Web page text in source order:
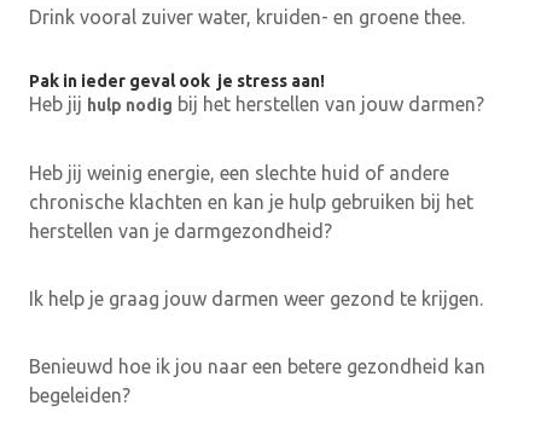
Drink vooral zuiver water, kruiden- en groene thee.
Pak in ieder geval ook je stress aan!
Heb jij hulp nodig bij het herstellen van jouw darmen?
Heb jij weinig energie, een slechte huid of andere
chronische klachten en kan je hulp gebruiken bij het
herstellen van je darmgezondheid?
Ik help je graag jouw darmen weer gezond te krijgen.
Benieuwd hoe ik jou naar een betere gezondheid kan
begeleiden?